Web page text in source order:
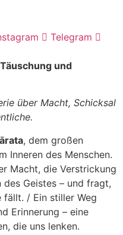
Telegram
und
über Macht, Schicksal
, dem großen
Inneren des Menschen.
Macht, die Verstrickung
Geistes – und fragt,
fällt. / Ein stiller Weg
Erinnerung – eine
die uns lenken.